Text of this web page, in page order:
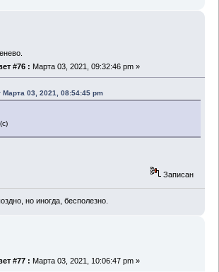
#76 : Марта 03, 2021, 09:32:46 pm »
03, 2021, 08:54:45 pm
Записан
но иногда, бесполезно.
#77 : Марта 03, 2021, 10:06:47 pm »